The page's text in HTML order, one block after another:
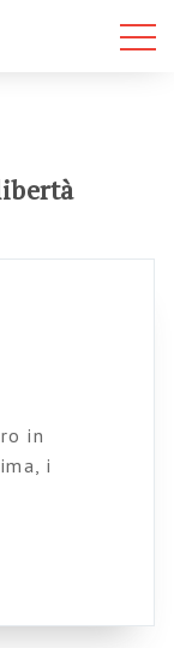
in
i
no.